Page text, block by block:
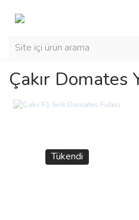
Çakır Domates
Tükendi